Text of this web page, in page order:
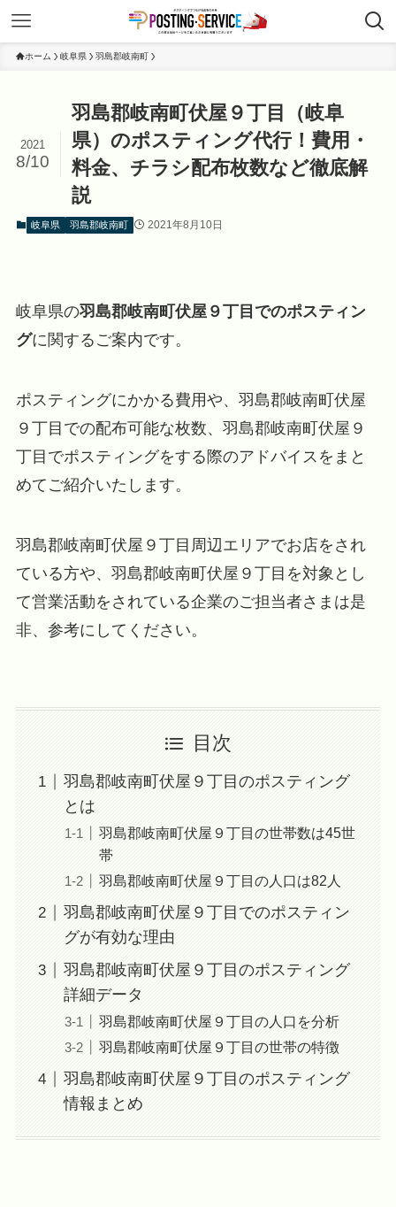
ホーム 岐阜県 羽島郡岐南町
羽島郡岐南町伏屋９丁目（岐阜
県）のポスティング代行！費用・
料金、チラシ配布枚数など徹底解
説
2021
8/10
岐阜県 羽島郡岐南町 2021年8月10日
岐阜県の羽島郡岐南町伏屋９丁目でのポスティン
グに関するご案内です。
ポスティングにかかる費用や、羽島郡岐南町伏屋
９丁目での配布可能な枚数、羽島郡岐南町伏屋９
丁目でポスティングをする際のアドバイスをまと
めてご紹介いたします。
羽島郡岐南町伏屋９丁目周辺エリアでお店をされ
ている方や、羽島郡岐南町伏屋９丁目を対象とし
て営業活動をされている企業のご担当者さまは是
非、参考にしてください。
目次
羽島郡岐南町伏屋９丁目のポスティング
とは
羽島郡岐南町伏屋９丁目の世帯数は45世
帯
羽島郡岐南町伏屋９丁目の人口は82人
羽島郡岐南町伏屋９丁目でのポスティン
グが有効な理由
羽島郡岐南町伏屋９丁目のポスティング
詳細データ
羽島郡岐南町伏屋９丁目の人口を分析
羽島郡岐南町伏屋９丁目の世帯の特徴
羽島郡岐南町伏屋９丁目のポスティング
情報まとめ